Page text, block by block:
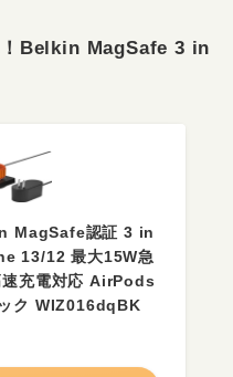
Belkin MagSafe 3 in
MagSafe認証 3 in
13/12 最大15W急
充電対応 AirPods
ク WIZ016dqBK